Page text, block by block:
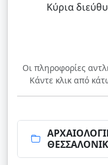
Κύρια
Οι πληροφορίες
Κάντε κλικ από